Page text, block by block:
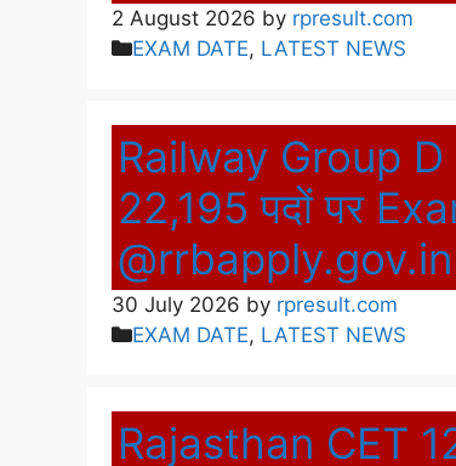
2 August 2026 by rpresult.com
Categories
EXAM DATE, LATEST NEWS
Railway Group
22,195 पदों पर
@rrbapply.gov.in
30 July 2026 by rpresult.com
Categories
EXAM DATE, LATEST NEWS
Rajasthan CET